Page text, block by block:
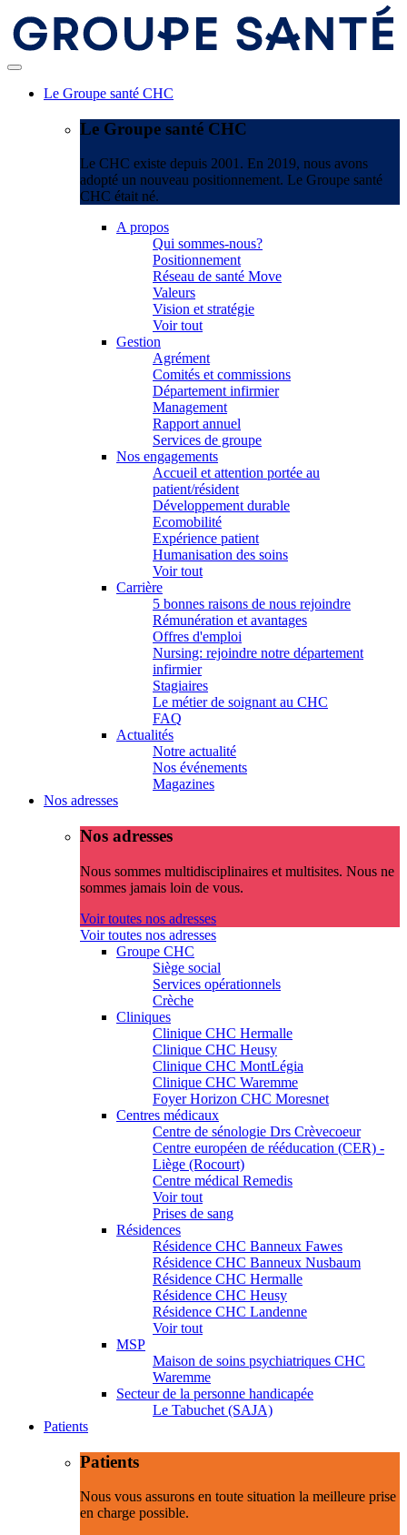
Le Groupe santé CHC
Le Groupe santé CHC
Le CHC existe depuis 2001. En 2019, nous avons
adopté un nouveau positionnement. Le Groupe santé
CHC était né.
A propos
Qui sommes-nous?
Positionnement
Réseau de santé Move
Valeurs
Vision et stratégie
Voir tout
Gestion
Agrément
Comités et commissions
Département infirmier
Management
Rapport annuel
Services de groupe
Nos engagements
Accueil et attention portée au
patient/résident
Développement durable
Ecomobilité
Expérience patient
Humanisation des soins
Voir tout
Carrière
5 bonnes raisons de nous rejoindre
Rémunération et avantages
Offres d'emploi
Nursing: rejoindre notre département
infirmier
Stagiaires
Le métier de soignant au CHC
FAQ
Actualités
Notre actualité
Nos événements
Magazines
Nos adresses
Nos adresses
Nous sommes multidisciplinaires et multisites. Nous ne
sommes jamais loin de vous.
Voir toutes nos adresses
Voir toutes nos adresses
Groupe CHC
Siège social
Services opérationnels
Crèche
Cliniques
Clinique CHC Hermalle
Clinique CHC Heusy
Clinique CHC MontLégia
Clinique CHC Waremme
Foyer Horizon CHC Moresnet
Centres médicaux
Centre de sénologie Drs Crèvecoeur
Centre européen de rééducation (CER) -
Liège (Rocourt)
Centre médical Remedis
Voir tout
Prises de sang
Résidences
Résidence CHC Banneux Fawes
Résidence CHC Banneux Nusbaum
Résidence CHC Hermalle
Résidence CHC Heusy
Résidence CHC Landenne
Voir tout
MSP
Maison de soins psychiatriques CHC
Waremme
Secteur de la personne handicapée
Le Tabuchet (SAJA)
Patients
Patients
Nous vous assurons en toute situation la meilleure prise
en charge possible.